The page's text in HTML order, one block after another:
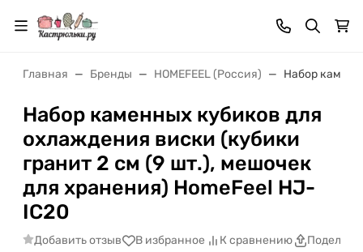
Главная Бренды HOMEFEEL (Россия) Набор
Набор каменных кубиков для
охлаждения виски (кубики
гранит 2 см (9 шт.), мешочек
для хранения) HomeFeel HJ-
IC20
Добавить отзыв В избранное К сравнению